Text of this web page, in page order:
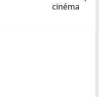
cinéma